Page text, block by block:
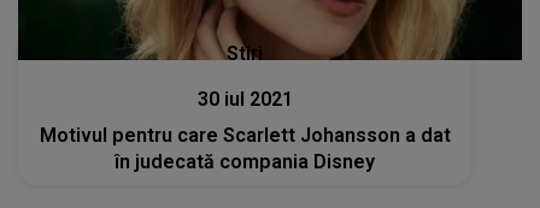
Stiri
30 iul 2021
Motivul pentru care Scarlett Johansson a dat
în judecată compania Disney